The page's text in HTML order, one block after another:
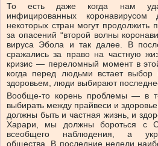
То есть даже когда нам
инфицированных коронавирусом
некоторых стран могут
за опасений “второй волны
вируса Эбола и так далее. В
сражались за право на частную
кризис — переломный момент в
когда перед людьми встает
здоровьем, люди выбирают
Вообще-то корень проблемы — в
выбирать между прайвеси и
должны быть и частная жизнь, и
Харари, мы должны бороться с
всеобщего наблюдения, а
общества. В последние недели